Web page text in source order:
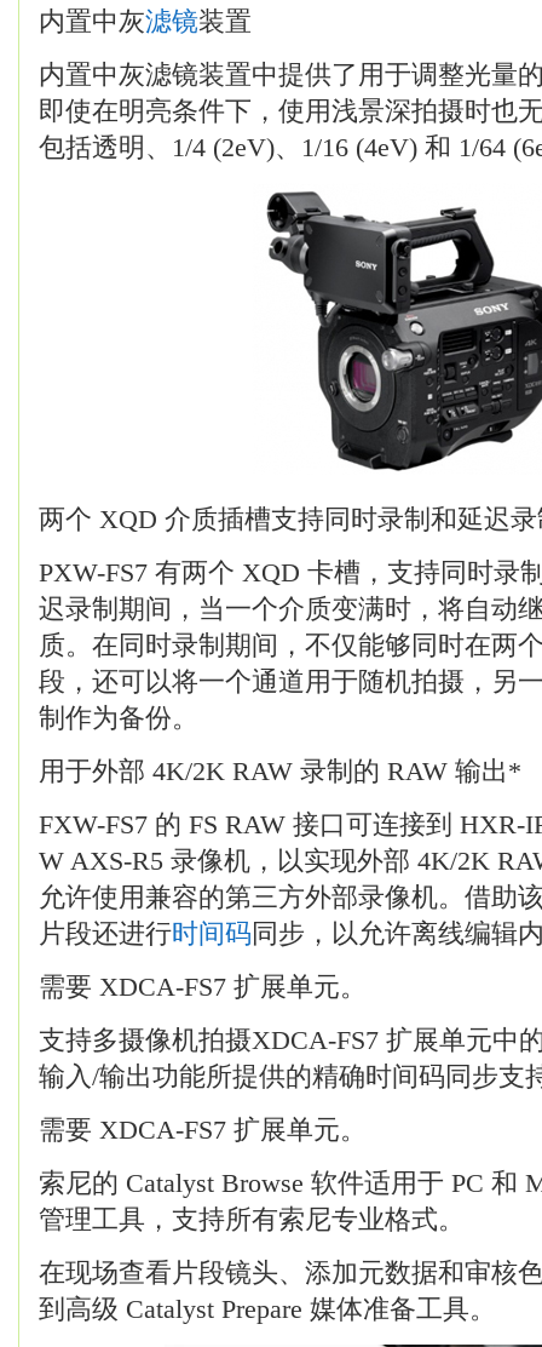
内置中灰滤镜装置
内置中灰滤镜装置中提供了用于调整光量
即使在明亮条件下，使用浅景深拍摄时也
包括透明、1/4 (2eV)、1/16 (4eV) 和 1/64
两个 XQD 介质插槽支持同时录制和延迟
PXW-FS7 有两个 XQD 卡槽，支持同时录
迟录制期间，当一个介质变满时，将自动
质。在同时录制期间，不仅能够同时在两
段，还可以将一个通道用于随机拍摄，另
制作为备份。
用于外部 4K/2K RAW 录制的 RAW 输出*
FXW-FS7 的 FS RAW 接口可连接到 HXR-
W AXS-R5 录像机，以实现外部 4K/2K
允许使用兼容的第三方外部录像机。借助
片段还进行时间码同步，以允许离线编辑
需要 XDCA-FS7 扩展单元。
支持多摄像机拍摄XDCA-FS7 扩展单元中
输入/输出功能所提供的精确时间码同步支
需要 XDCA-FS7 扩展单元。
索尼的 Catalyst Browse 软件适用于 PC 和
管理工具，支持所有索尼专业格式。
在现场查看片段镜头、添加元数据和审核
到高级 Catalyst Prepare 媒体准备工具。